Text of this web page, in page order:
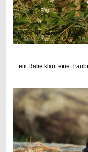
... ein Rabe klaut eine